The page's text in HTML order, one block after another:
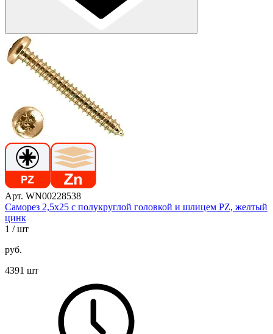
Арт. WN00228538
Саморез 2,5х25 с полукруглой головкой и шлицем PZ, желтый
цинк
1 / шт
руб.
4391 шт